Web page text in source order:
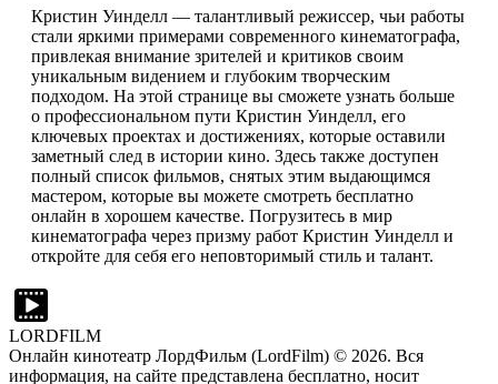
Кристин Уинделл — талантливый режиссер, чьи работы
стали яркими примерами современного кинематографа,
привлекая внимание зрителей и критиков своим
уникальным видением и глубоким творческим
подходом. На этой странице вы сможете узнать больше
о профессиональном пути Кристин Уинделл, его
ключевых проектах и достижениях, которые оставили
заметный след в истории кино. Здесь также доступен
полный список фильмов, снятых этим выдающимся
мастером, которые вы можете смотреть бесплатно
онлайн в хорошем качестве. Погрузитесь в мир
кинематографа через призму работ Кристин Уинделл и
откройте для себя его неповторимый стиль и талант.
LORDFILM
Онлайн кинотеатр ЛордФильм (LordFilm) © 2026. Вся
информация, на сайте представлена бесплатно, носит